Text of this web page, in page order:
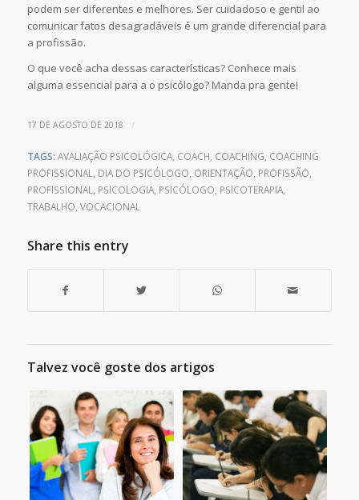
podem ser diferentes e melhores. Ser cuidadoso e gentil ao
comunicar fatos desagradáveis é um grande diferencial para
a profissão.
O que você acha dessas características? Conhece mais
alguma essencial para a o psicólogo? Manda pra gente!
17 DE AGOSTO DE 2018 /
TAGS: AVALIAÇÃO PSICOLÓGICA, COACH COACHING COACHING
PROFISSIONAL
DIA DO PSICÓLOGO ORIENTAÇÃO PROFISSÃO
PROFISSIONAL
PSICOLOGIA, PSICÓLOGO PSICOTERAPIA,
TRABALHO VOCACIONAL
Share this entry
Talvez você goste dos artigos